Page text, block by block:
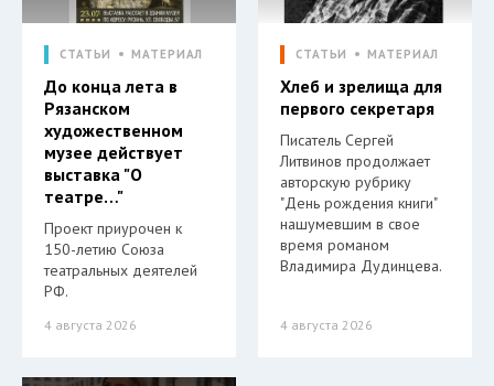
СТАТЬИ МАТЕРИАЛ
До конца лета в
Рязанском
художественном
музее действует
выставка "О
театре…"
Проект приурочен к
150-летию Союза
театральных деятелей
РФ.
4 августа 2026
СТАТЬИ МАТЕРИАЛ
Хлеб и зрелища для
первого секретаря
Писатель Сергей
Литвинов продолжает
авторскую рубрику
"День рождения книги"
нашумевшим в свое
время романом
Владимира Дудинцева.
4 августа 2026